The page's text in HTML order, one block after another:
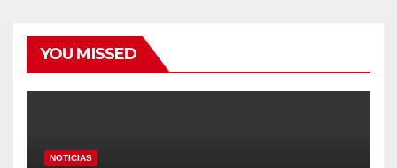
YOU MISSED
NOTICIAS